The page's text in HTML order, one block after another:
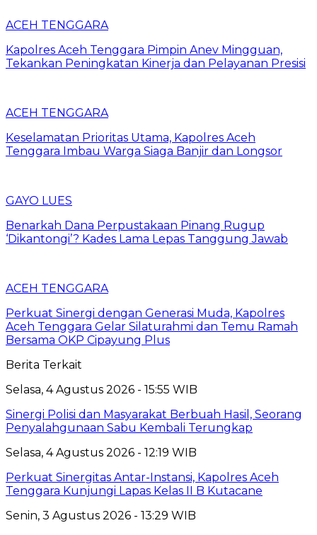
ACEH TENGGARA
Kapolres Aceh Tenggara Pimpin Anev Mingguan,
Tekankan Peningkatan Kinerja dan Pelayanan Presisi
ACEH TENGGARA
Keselamatan Prioritas Utama, Kapolres Aceh
Tenggara Imbau Warga Siaga Banjir dan Longsor
GAYO LUES
Benarkah Dana Perpustakaan Pinang Rugup
‘Dikantongi’? Kades Lama Lepas Tanggung Jawab
ACEH TENGGARA
Perkuat Sinergi dengan Generasi Muda, Kapolres
Aceh Tenggara Gelar Silaturahmi dan Temu Ramah
Bersama OKP Cipayung Plus
Berita Terkait
Selasa, 4 Agustus 2026 - 15:55 WIB
Sinergi Polisi dan Masyarakat Berbuah Hasil, Seorang
Penyalahgunaan Sabu Kembali Terungkap
Selasa, 4 Agustus 2026 - 12:19 WIB
Perkuat Sinergitas Antar-Instansi, Kapolres Aceh
Tenggara Kunjungi Lapas Kelas II B Kutacane
Senin, 3 Agustus 2026 - 13:29 WIB